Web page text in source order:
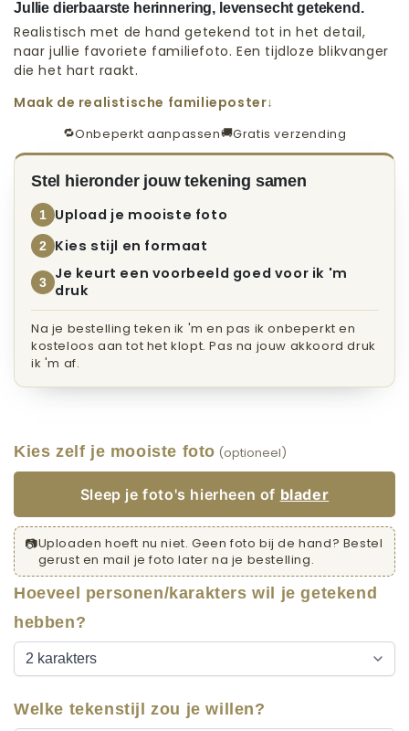
Jullie dierbaarste herinnering, levensecht getekend.
Realistisch met de hand getekend tot in het detail,
naar jullie favoriete familiefoto. Een tijdloze blikvanger
die het hart raakt.
Maak de realistische familieposter
🔁Onbeperkt aanpassen🚚Gratis verzending
Stel hieronder jouw tekening samen
1 Upload je mooiste foto
2 Kies stijl en formaat
3
Je keurt een voorbeeld goed voor ik 'm
druk
Na je bestelling teken ik 'm en pas ik onbeperkt en
kosteloos aan tot het klopt. Pas na jouw akkoord druk
ik 'm af.
Kies zelf je mooiste foto (optioneel)
Sleep je foto's hierheen of blader
📷Uploaden hoeft nu niet. Geen foto bij de hand? Bestel
gerust en mail je foto later na je bestelling.
Hoeveel personen/karakters wil je getekend
hebben?
Welke tekenstijl zou je willen?